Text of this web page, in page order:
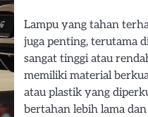
Lampu yang tahan
juga penting, terutama
sangat tinggi atau
memiliki material
atau plastik yang
bertahan lebih lama